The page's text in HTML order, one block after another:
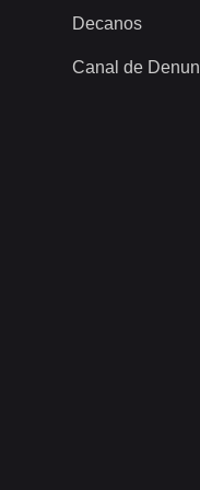
Decanos
Canal de